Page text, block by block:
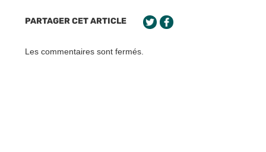
PARTAGER CET ARTICLE
Les commentaires sont fermés.